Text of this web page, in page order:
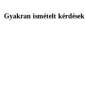
Gyakran ismételt kérdések